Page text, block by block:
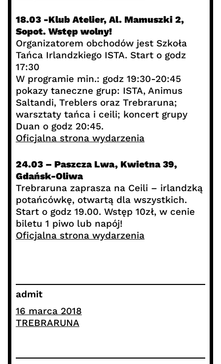
18.03 -Klub Atelier, Al. Mamuszki 2,
Sopot. Wstęp wolny!
Organizatorem obchodów jest Szkoła
Tańca Irlandzkiego ISTA. Start o godz
17:30
W programie min.: godz 19:30-20:45
pokazy taneczne grup: ISTA, Animus
Saltandi, Treblers oraz Trebraruna;
warsztaty tańca i ceili; koncert grupy
Duan o godz 20:45.
Oficjalna strona wydarzenia
24.03 – Paszcza Lwa, Kwietna 39,
Gdańsk-Oliwa
Trebraruna zaprasza na Ceili – irlandzką
potańcówkę, otwartą dla wszystkich.
Start o godz 19.00. Wstęp 10zł, w cenie
biletu 1 piwo lub napój!
Oficjalna strona wydarzenia
admit
16 marca 2018
TREBRARUNA